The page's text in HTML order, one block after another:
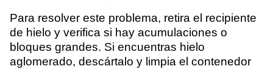
Para resolver este problema, retira el recipiente
de hielo y verifica si hay acumulaciones o
bloques grandes. Si encuentras hielo
aglomerado, descártalo y limpia el contenedor